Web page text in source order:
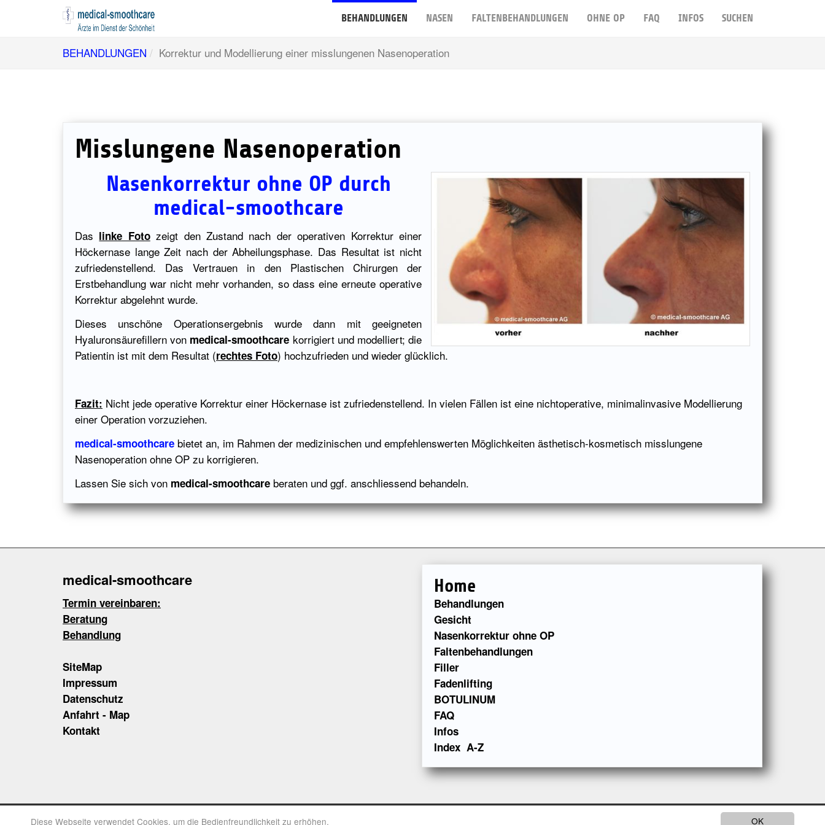
OK
Diese Webseite verwendet Cookies, um die Bedienfreundlichkeit zu erhöhen.
BEHANDLUNGEN NASEN FALTENBEHANDLUNGEN OHNE OP FAQ INFOS SUCHEN
BEHANDLUNGEN Korrektur und Modellierung einer misslungenen Nasenoperation
Misslungene Nasenoperation
Nasenkorrektur ohne OP durch
medical-smoothcare
Das linke Fotozeigt den Zustand nach der operativen Korrektur einer
Höckernase lange Zeit nach der Abheilungsphase. Das Resultat ist nicht
zufriedenstellend. Das Vertrauen in den Plastischen Chirurgen der
Erstbehandlung war nicht mehr vorhanden, so dass eine erneute operative
Korrektur abgelehnt wurde.
Dieses unschöne Operationsergebnis wurde dann mit geeigneten
Hyaluronsäurefillern von medical-smoothcare korrigiert und modelliert; die
Patientin ist mit dem Resultat (rechtes Foto) hochzufrieden und wieder glücklich.
Fazit: Nicht jede operative Korrektur einer Höckernase ist zufriedenstellend. In vielen Fällen ist eine nichtoperative, minimalinvasive Modellierung
einer Operation vorzuziehen.
medical-smoothcare bietet an, im Rahmen der medizinischen und empfehlenswerten Möglichkeiten ästhetisch-kosmetisch misslungene
Nasenoperation ohne OP zu korrigieren.
Lassen Sie sich von medical-smoothcare beraten und ggf. anschliessend behandeln.
medical-smoothcare
Termin vereinbaren:
Beratung
Behandlung
SiteMap
Impressum
Datenschutz
Anfahrt - Map
Kontakt
Home
Behandlungen
Gesicht
Nasenkorrektur ohne OP
Faltenbehandlungen
Filler
Fadenlifting
BOTULINUM
FAQ
Infos
Index A-Z
Mit Klick nach oben smoothcare